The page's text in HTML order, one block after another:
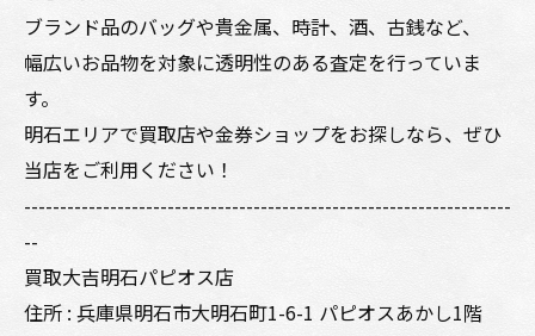
ブランド品のバッグや貴金属、時計、酒、古銭など、
幅広いお品物を対象に透明性のある査定を行っていま
す。
明石エリアで買取店や金券ショップをお探しなら、ぜひ
当店をご利用ください！
--------------------------------------------------------------------
--
買取大吉明石パピオス店
住所 : 兵庫県明石市大明石町1-6-1 パピオスあかし1階